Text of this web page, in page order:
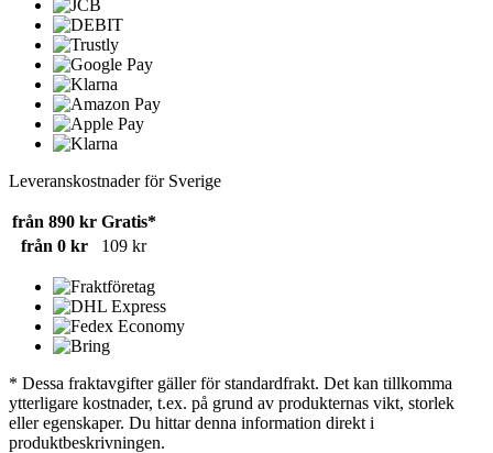
Leveranskostnader för Sverige
från 890 kr Gratis*
från 0 kr
109 kr
* Dessa fraktavgifter gäller för standardfrakt. Det kan tillkomma
ytterligare kostnader, t.ex. på grund av produkternas vikt, storlek
eller egenskaper. Du hittar denna information direkt i
produktbeskrivningen.